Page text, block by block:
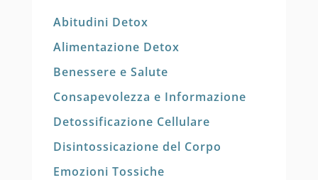
Abitudini Detox
Alimentazione Detox
Benessere e Salute
Consapevolezza e Informazione
Detossificazione Cellulare
Disintossicazione del Corpo
Emozioni Tossiche